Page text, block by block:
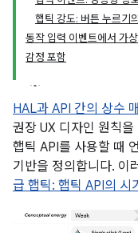
햅틱 강도: 버튼 누르기
동작 입력 이벤트에서 가
감정 포함
HAL과 API 간의 상수
권장 UX 디자인 원칙
햅틱 API를 사용할 때
기반을 정의합니다. 이
급 햅틱: 햅틱 API의 시